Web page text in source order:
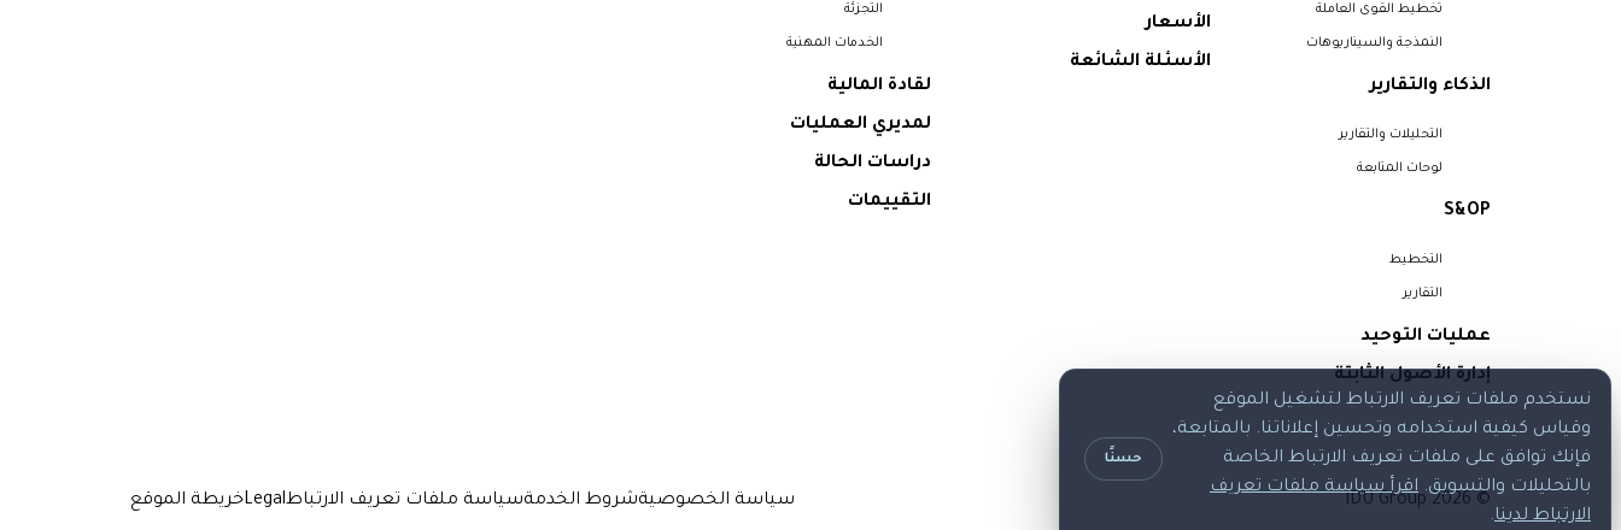
تخطيط القوى العاملة
النمذجة والسيناريوهات
الذكاء والتقارير
التحليلات والتقارير
لوحات المتابعة
S&OP
التخطيط
التقارير
عمليات التوحيد
إدارة الأصول الثابتة
الأسعار
الأسئلة الشائعة
التجزئة
الخدمات المهنية
لقادة المالية
لمديري العمليات
دراسات الحالة
التقييمات
© 2026 IDU Group سياسة الخصوصيةشروط الخدمةسياسة ملفات تعريف الارتباطLegalخريطة الموقع
نستخدم ملفات تعريف الارتباط لتشغيل الموقع
وقياس كيفية استخدامه وتحسين إعلاناتنا. بالمتابعة،
فإنك توافق على ملفات تعريف الارتباط الخاصة
بالتحليلات والتسويق. اقرأ سياسة ملفات تعريف
الارتباط لدينا.
حسنًا